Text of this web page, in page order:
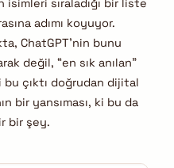
isimleri sıraladığı bir liste
adımı koyuyor.
ChatGPT’nin bunu
değil, “en sık anılan”
bu çıktı doğrudan dijital
bir yansıması, ki bu da
bir şey.